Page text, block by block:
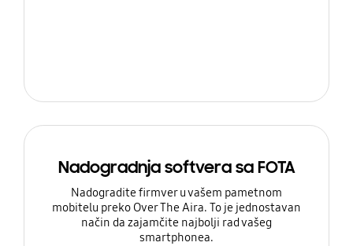
Nadogradnja softvera sa FOTA
Nadogradite firmver u vašem pametnom
mobitelu preko Over The Aira. To je jednostavan
način da zajamčite najbolji rad vašeg
smartphonea.